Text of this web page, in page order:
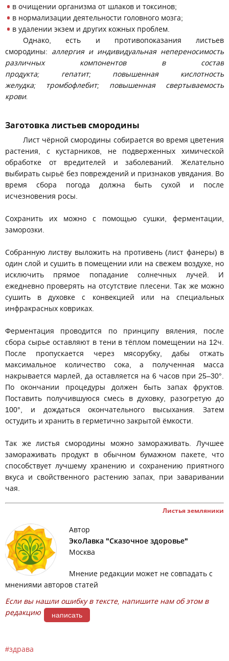
в очищении организма от шлаков и токсинов;
в нормализации деятельности головного мозга;
в удалении экзем и других кожных проблем.
Однако, есть и противопоказания листьев
смородины: аллергия и индивидуальная непереносимость
различных компонентов в состав
продукта; гепатит; повышенная кислотность
желудка; тромбофлебит; повышенная свертываемость
крови.
Заготовка листьев смородины
Лист чёрной смородины собирается во время цветения
растения, с кустарников, не подверженных химической
обработке от вредителей и заболеваний. Желательно
выбирать сырьё без повреждений и признаков увядания. Во
время сбора погода должна быть сухой и после
исчезновения росы.
Сохранить их можно с помощью сушки, ферментации,
заморозки.
Собранную листву выложить на противень (лист фанеры) в
один слой и сушить в помещении или на свежем воздухе, но
исключить прямое попадание солнечных лучей. И
ежедневно проверять на отсутствие плесени. Так же можно
сушить в духовке с конвекцией или на специальных
инфракрасных ковриках.
Ферментация проводится по принципу вяления, после
сбора сырье оставляют в тени в тёплом помещении на 12ч.
После пропускается через мясорубку, дабы отжать
максимальное количество сока, а полученная масса
накрывается марлей, да оставляется на 6 часов при 25–30°.
По окончании процедуры должен быть запах фруктов.
Поставить получившуюся смесь в духовку, разогретую до
100°, и дождаться окончательного высыхания. Затем
остудить и хранить в герметично закрытой ёмкости.
Так же листья смородины можно замораживать. Лучшее
замораживать продукт в обычном бумажном пакете, что
способствует лучшему хранению и сохранению приятного
вкуса и свойственного растению запах, при заваривании
чая.
Листья земляники
Автор
ЭкоЛавка "Сказочное здоровье"
Москва
Мнение редакции может не совпадать с
мнениями авторов статей
Если вы нашли ошибку в тексте, напишите нам об этом в
редакцию
написать
здрава